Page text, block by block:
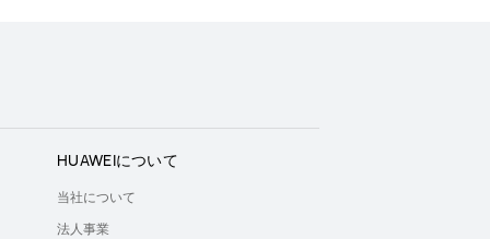
HUAWEIについて
当社について
法人事業